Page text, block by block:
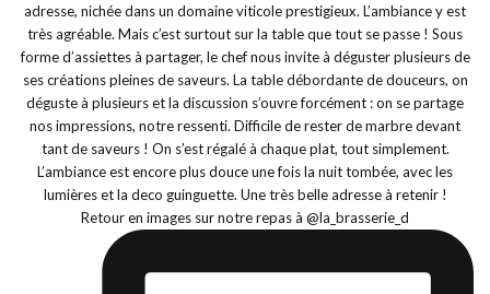
Retour en images sur notre repas à @la_brasserie_d